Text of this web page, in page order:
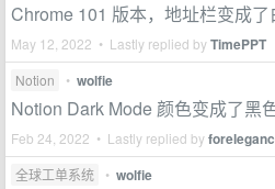
Chrome 101 版本，地址栏变成了
May 12, 2022 • Lastly replied byTimePPT
Notion • wolfie
Notion Dark Mode 颜色变成了黑
Feb 24, 2022 • Lastly replied by
全球工单系统 • wolfie